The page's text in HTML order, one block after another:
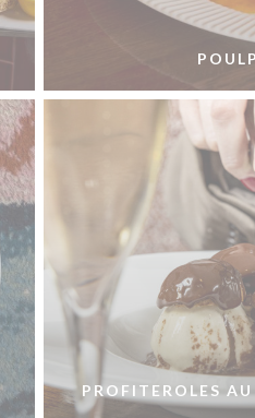
PROFITEROLES